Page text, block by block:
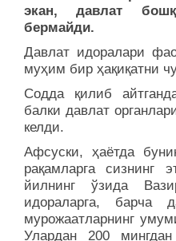
экан, давлат
бермайди.
Давлат идоралари
муҳим бир ҳақиқатни
Содда қилиб
балки давлат
келди.
Афсуски, ҳаётда
рақамларга сизнинг
йилнинг ўзида
идораларга, барча
мурожаатларнинг
Улардан 200